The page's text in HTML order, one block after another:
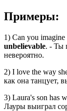
Примеры:
1) Can you
unbelievable. - Ты
невероятно.
2) I love the way
как она танцует,
3) Laura's son has
Лауры выиграл